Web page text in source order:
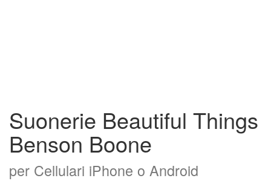
Suonerie Beautiful Things
Benson Boone
per Cellulari iPhone o Android